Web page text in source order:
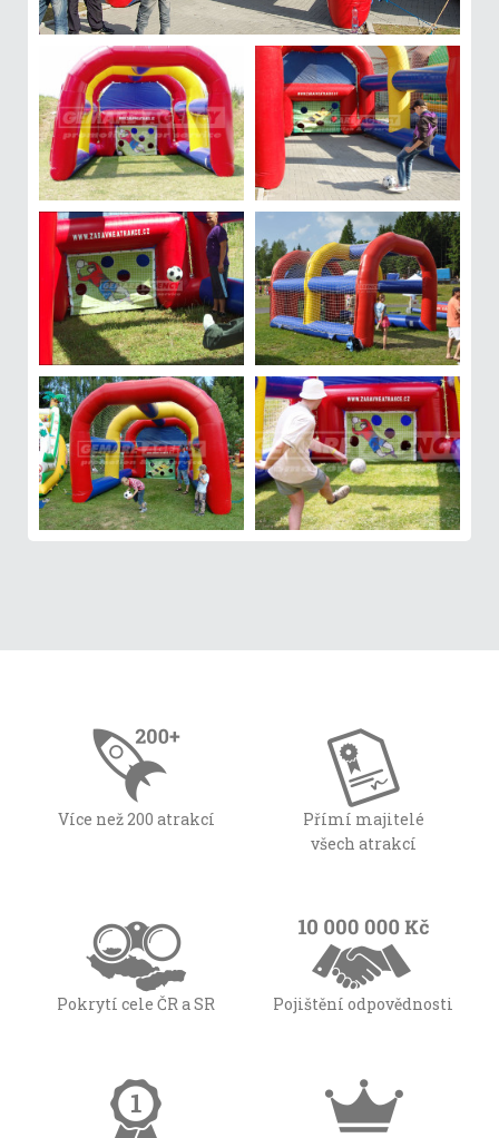
Více než 200 atrakcí
Přímí majitelé
všech atrakcí
Pokrytí cele ČR a SR Pojištění odpovědnosti